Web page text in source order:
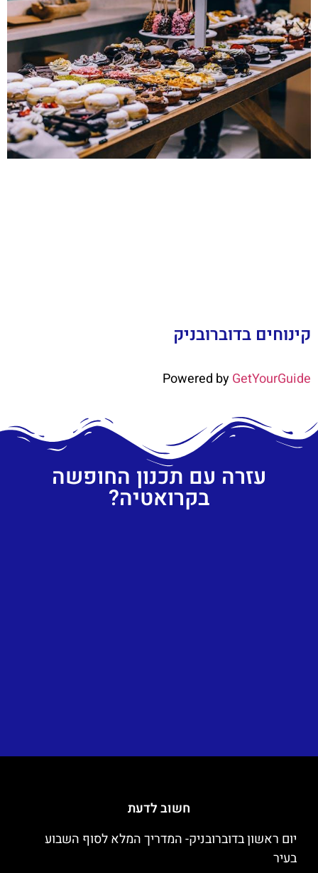
קינוחים בדוברובניק
Powered byGetYourGuide
עזרה עם תכנון החופשה
בקרואטיה?
חשוב לדעת
יום ראשון בדוברובניק- המדריך המלא לסוף השבוע
בעיר